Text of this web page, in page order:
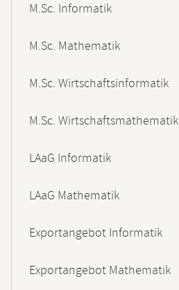
M.Sc. Informatik
M.Sc. Mathematik
M.Sc. Wirtschaftsinformatik
M.Sc. Wirtschaftsmathematik
LAaG Informatik
LAaG Mathematik
Exportangebot Informatik
Exportangebot Mathematik